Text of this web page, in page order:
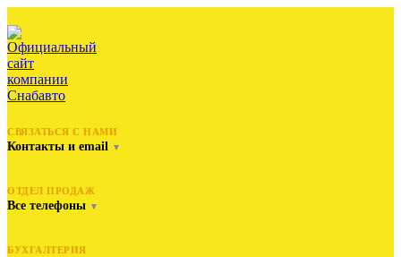
СВЯЗАТЬСЯ С НАМИ
Контакты и email ▼
ОТДЕЛ ПРОДАЖ
Все телефоны ▼
БУХГАЛТЕРИЯ